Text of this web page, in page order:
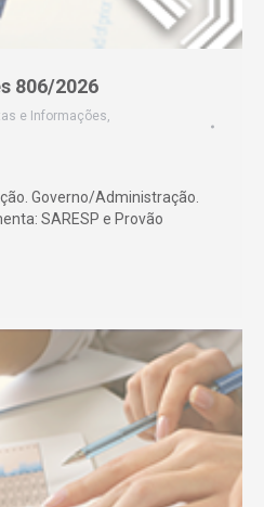
806/2026
e Informações,
Governo/Administração.
SARESP e Provão